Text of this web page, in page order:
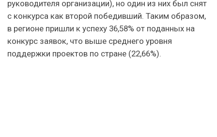
руководителя организации), но один из них был снят
с конкурса как второй победивший. Таким образом,
в регионе пришли к успеху 36,58% от поданных на
конкурс заявок, что выше среднего уровня
поддержки проектов по стране (22,66%).